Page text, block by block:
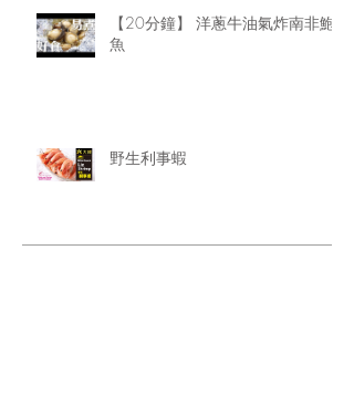
【20分鐘】 洋蔥牛油氣炸南非鮑
魚
野生利事蝦